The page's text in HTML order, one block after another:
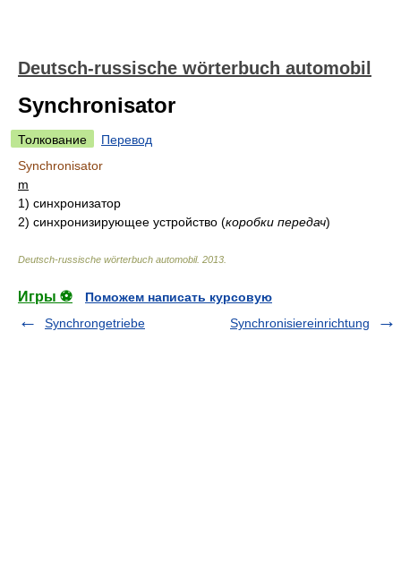
Deutsch-russische wörterbuch automobil
Synchronisator
Толкование
Перевод
Synchronisator
m
1) синхронизатор
2) синхронизирующее устройство (коробки передач)
Deutsch-russische wörterbuch automobil. 2013
Игры ⚽
Поможем написать курсовую
Synchrongetriebe
Synchronisiereinrichtung